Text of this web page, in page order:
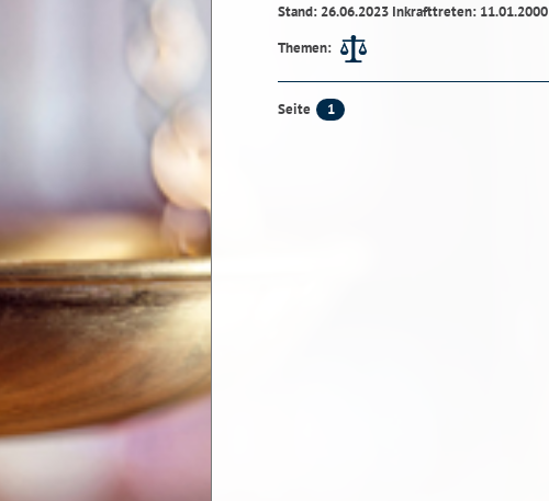
Stand: 26.06.2023 Inkrafttreten: 11.01.2000
Themen:
Seite 1